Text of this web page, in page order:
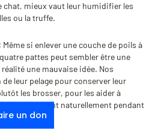
chat, mieux vaut leur humidifier les
ou la truffe.
Même si enlever une couche de poils à
pattes peut sembler être une
réalité une mauvaise idée. Nos
leur pelage pour conserver leur
les brosser, pour les aider à
qu’ils perdent naturellement pendant
un don